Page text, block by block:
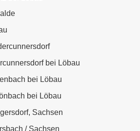
bei Löbau
bei Löbau
bei Löbau
Sachsen
/ Sachsen